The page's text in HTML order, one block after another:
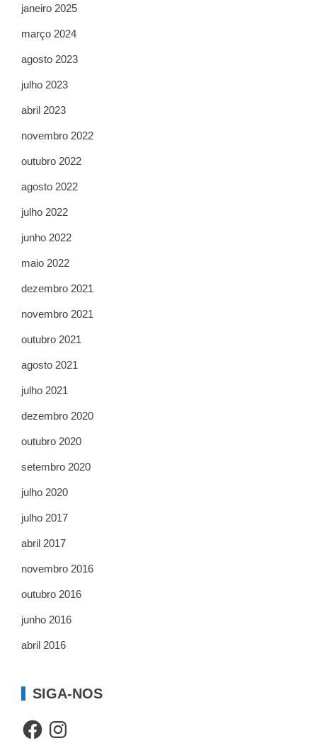
janeiro 2025
março 2024
agosto 2023
julho 2023
abril 2023
novembro 2022
outubro 2022
agosto 2022
julho 2022
junho 2022
maio 2022
dezembro 2021
novembro 2021
outubro 2021
agosto 2021
julho 2021
dezembro 2020
outubro 2020
setembro 2020
julho 2020
julho 2017
abril 2017
novembro 2016
outubro 2016
junho 2016
abril 2016
SIGA-NOS
FacebookInstagram